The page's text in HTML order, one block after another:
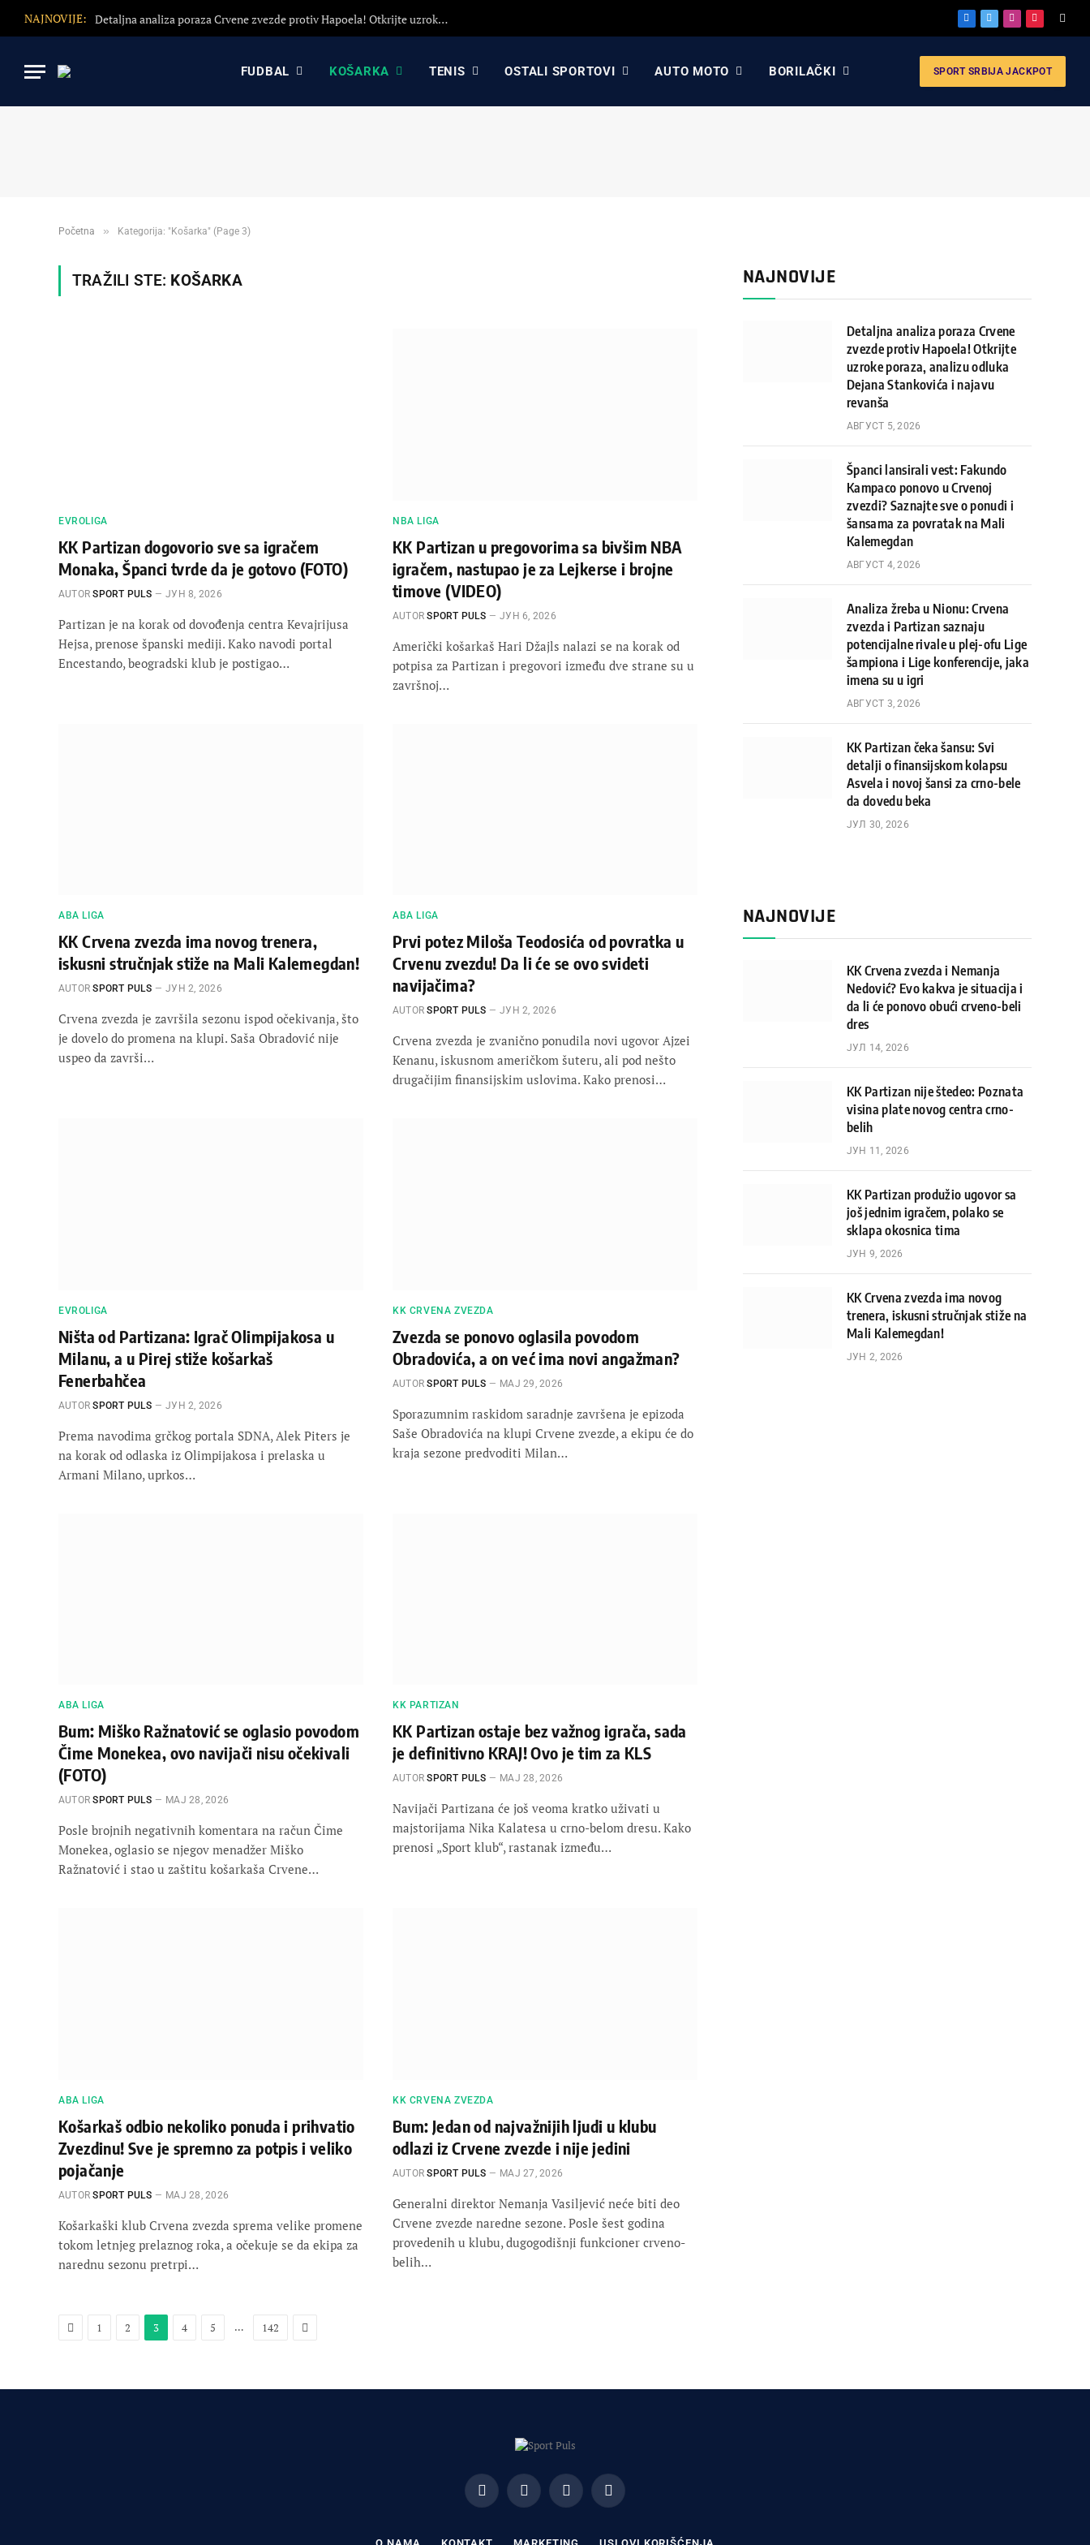
NAJNOVIJE: Detaljna analiza poraza Crvene zvezde protiv Hapoela! Otkrijte uzroke poraza, analizu odluka Dejana Stankovića i najavu revanša Facebook
X
Instagram
Pinterest
FUDBAL KOŠARKA TENIS OSTALI SPORTOVI AUTO MOTO BORILAČKI SPORT SRBIJA JACKPOT
Početna » Kategorija: "Košarka" (Page 3)
TRAŽILI STE: KOŠARKA
EVROLIGA
KK Partizan dogovorio sve sa igračem
Monaka, Španci tvrde da je gotovo (FOTO)
AUTOR SPORT PULS ЈУН 8, 2026
Partizan je na korak od dovođenja centra Kevajrijusa
Hejsa, prenose španski mediji. Kako navodi portal
Encestando, beogradski klub je postigao…
NBA LIGA
KK Partizan u pregovorima sa bivšim NBA
igračem, nastupao je za Lejkerse i brojne
timove (VIDEO)
AUTOR SPORT PULS ЈУН 6, 2026
Američki košarkaš Hari Džajls nalazi se na korak od
potpisa za Partizan i pregovori između dve strane su u
završnoj…
ABA LIGA
KK Crvena zvezda ima novog trenera,
iskusni stručnjak stiže na Mali Kalemegdan!
AUTOR SPORT PULS ЈУН 2, 2026
Crvena zvezda je završila sezonu ispod očekivanja, što
je dovelo do promena na klupi. Saša Obradović nije
uspeo da završi…
ABA LIGA
Prvi potez Miloša Teodosića od povratka u
Crvenu zvezdu! Da li će se ovo svideti
navijačima?
AUTOR SPORT PULS ЈУН 2, 2026
Crvena zvezda je zvanično ponudila novi ugovor Ajzei
Kenanu, iskusnom američkom šuteru, ali pod nešto
drugačijim finansijskim uslovima. Kako prenosi…
EVROLIGA
Ništa od Partizana: Igrač Olimpijakosa u
Milanu, a u Pirej stiže košarkaš
Fenerbahčea
AUTOR SPORT PULS ЈУН 2, 2026
Prema navodima grčkog portala SDNA, Alek Piters je
na korak od odlaska iz Olimpijakosa i prelaska u
Armani Milano, uprkos…
KK CRVENA ZVEZDA
Zvezda se ponovo oglasila povodom
Obradovića, a on već ima novi angažman?
AUTOR SPORT PULS МАЈ 29, 2026
Sporazumnim raskidom saradnje završena je epizoda
Saše Obradovića na klupi Crvene zvezde, a ekipu će do
kraja sezone predvoditi Milan…
ABA LIGA
Bum: Miško Ražnatović se oglasio povodom
Čime Monekea, ovo navijači nisu očekivali
(FOTO)
AUTOR SPORT PULS МАЈ 28, 2026
Posle brojnih negativnih komentara na račun Čime
Monekea, oglasio se njegov menadžer Miško
Ražnatović i stao u zaštitu košarkaša Crvene…
KK PARTIZAN
KK Partizan ostaje bez važnog igrača, sada
je definitivno KRAJ! Ovo je tim za KLS
AUTOR SPORT PULS МАЈ 28, 2026
Navijači Partizana će još veoma kratko uživati u
majstorijama Nika Kalatesa u crno-belom dresu. Kako
prenosi „Sport klub“, rastanak između…
ABA LIGA
Košarkaš odbio nekoliko ponuda i prihvatio
Zvezdinu! Sve je spremno za potpis i veliko
pojačanje
AUTOR SPORT PULS МАЈ 28, 2026
Košarkaški klub Crvena zvezda sprema velike promene
tokom letnjeg prelaznog roka, a očekuje se da ekipa za
narednu sezonu pretrpi…
KK CRVENA ZVEZDA
Bum: Jedan od najvažnijih ljudi u klubu
odlazi iz Crvene zvezde i nije jedini
AUTOR SPORT PULS МАЈ 27, 2026
Generalni direktor Nemanja Vasiljević neće biti deo
Crvene zvezde naredne sezone. Posle šest godina
provedenih u klubu, dugogodišnji funkcioner crveno-
belih…
Previous
1 2 3 4 5 … 142 Next
NAJNOVIJE
Detaljna analiza poraza Crvene
zvezde protiv Hapoela! Otkrijte
uzroke poraza, analizu odluka
Dejana Stankovića i najavu
revanša
АВГУСТ 5, 2026
Španci lansirali vest: Fakundo
Kampaco ponovo u Crvenoj
zvezdi? Saznajte sve o ponudi i
šansama za povratak na Mali
Kalemegdan
АВГУСТ 4, 2026
Analiza žreba u Nionu: Crvena
zvezda i Partizan saznaju
potencijalne rivale u plej-ofu Lige
šampiona i Lige konferencije, jaka
imena su u igri
АВГУСТ 3, 2026
KK Partizan čeka šansu: Svi
detalji o finansijskom kolapsu
Asvela i novoj šansi za crno-bele
da dovedu beka
ЈУЛ 30, 2026
NAJNOVIJE
KK Crvena zvezda i Nemanja
Nedović? Evo kakva je situacija i
da li će ponovo obući crveno-beli
dres
ЈУЛ 14, 2026
KK Partizan nije štedeo: Poznata
visina plate novog centra crno-
belih
ЈУН 11, 2026
KK Partizan produžio ugovor sa
još jednim igračem, polako se
sklapa okosnica tima
ЈУН 9, 2026
KK Crvena zvezda ima novog
trenera, iskusni stručnjak stiže na
Mali Kalemegdan!
ЈУН 2, 2026
FacebookX
(Twitter)
InstagramPinterest